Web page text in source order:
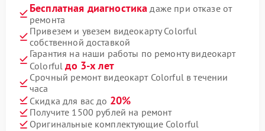
Бесплатная диагностика даже при отказе от
ремонта
Привезем и увезем видеокарту Colorful
собственной доставкой
Гарантия на наши работы по ремонту видеокарт
Colorfulдо 3-х лет
Срочный ремонт видеокарт Colorful в течении
часа
Скидка для вас до 20%
Получите 1500 рублей на ремонт
Оригинальные комплектующие Colorful